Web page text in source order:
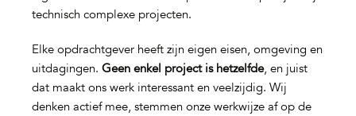
technisch complexe projecten.
Elke opdrachtgever heeft zijn eigen eisen, omgeving en
uitdagingen. Geen enkel project is hetzelfde, en juist
dat maakt ons werk interessant en veelzijdig. Wij
denken actief mee, stemmen onze werkwijze af op de